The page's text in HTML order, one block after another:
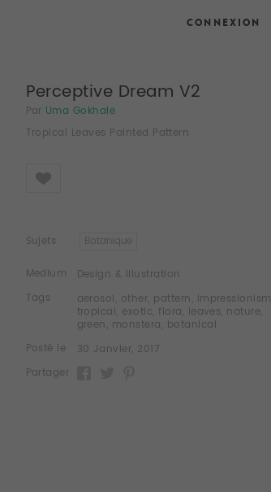
CONNEXION
Perceptive Dream V2
Par Uma Gokhale
Tropical Leaves Painted Pattern
Like
Sujets Botanique
Medium
Design & Illustration
Tags
aerosol other pattern impressionism
tropical exotic flora leaves nature
green monstera botanical
Posté le
30 Janvier, 2017
Partager